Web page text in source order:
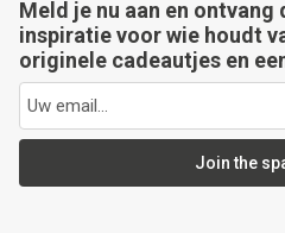
Meld je nu aan en ontvang
inspiratie voor wie houdt
originele cadeautjes en
Join the